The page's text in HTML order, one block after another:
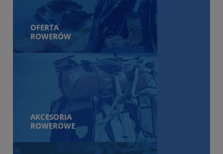
OFERTA
ROWERÓW
Rowery górskie
Rowery turystyczne
Rowery dziecięce
AKCESORIA
ROWEROWE